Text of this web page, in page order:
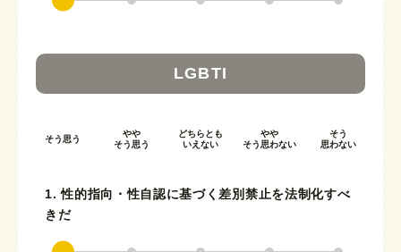
LGBTI
そう思う
やや
そう思う
どちらとも
いえない
やや
そう思わない
そう
思わない
1. 性的指向・性自認に基づく差別禁止を法制化すべ
きだ